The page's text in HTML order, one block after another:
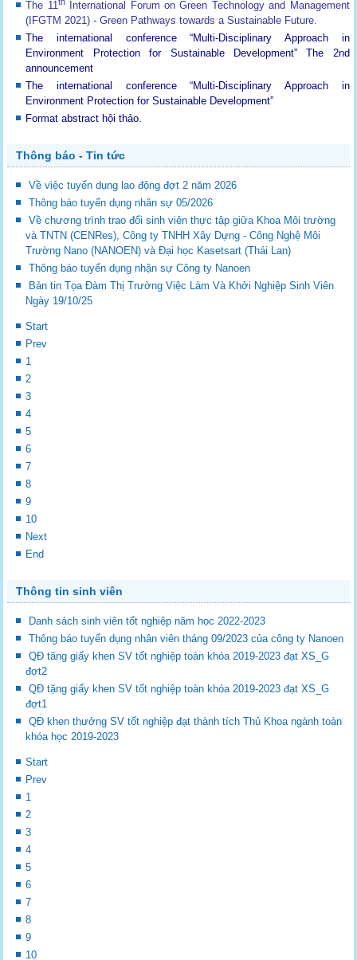
The 11 International Forum on Green Technology and Management
(IFGTM 2021) - Green Pathways towards a Sustainable Future.
The international conference “Multi-Disciplinary Approach in
Environment Protection for Sustainable Development”The 2nd
announcement
The international conference “Multi-Disciplinary Approach in
Environment Protection for Sustainable Development”
Format abstract hội thảo.
Thông báo - Tin tức
Về việc tuyển dụng lao động đợt 2 năm 2026
Thông báo tuyển dụng nhân sự 05/2026
Về chương trình trao đổi sinh viên thực tập giữa Khoa Môi trường
và TNTN (CENRes), Công ty TNHH Xây Dựng - Công Nghệ Môi
Trường Nano (NANOEN) và Đại học Kasetsart (Thái Lan)
Thông báo tuyển dụng nhận sự Công ty Nanoen
Bản tin Tọa Đàm Thị Trường Việc Làm Và Khởi Nghiệp Sinh Viên
Ngày 19/10/25
Start
Prev
1
2
3
4
5
6
7
8
9
10
Next
End
Thông tin sinh viên
Danh sách sinh viên tốt nghiệp năm học 2022-2023
Thông báo tuyển dụng nhân viên tháng 09/2023 của công ty Nanoen
QĐ tăng giấy khen SV tốt nghiệp toàn khóa 2019-2023 đạt XS_G
đợt2
QĐ tặng giấy khen SV tốt nghiệp toàn khóa 2019-2023 đạt XS_G
đợt1
QĐ khen thưởng SV tốt nghiệp đạt thành tích Thủ Khoa ngành toàn
khóa học 2019-2023
Start
Prev
1
2
3
4
5
6
7
8
9
10